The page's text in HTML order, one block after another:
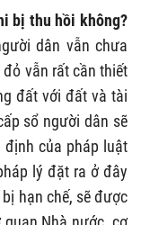
bị thu hồi không?
dân vẫn chưa
vẫn rất cần thiết
đất với đất và tài
sổ người dân sẽ
của pháp luật
lý đặt ra ở đây
hạn chế, sẽ được